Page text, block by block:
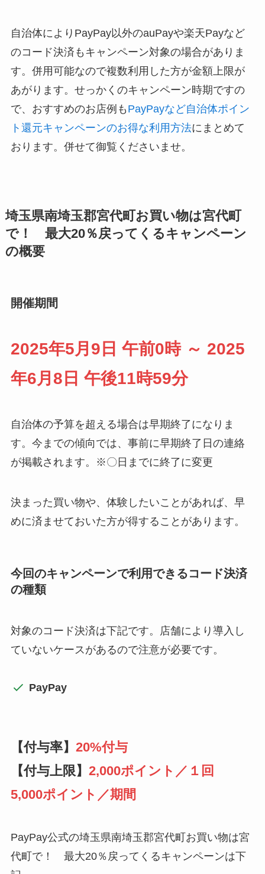
自治体によりPayPay以外のauPayや楽天Payなど
のコード決済もキャンペーン対象の場合がありま
す。併用可能なので複数利用した方が金額上限が
あがります。せっかくのキャンペーン時期ですの
で、おすすめのお店例も PayPayなど自治体ポイン
ト還元キャンペーンのお得な利用方法にまとめて
おります。併せて御覧くださいませ。
埼玉県南埼玉郡宮代町お買い物は宮代町
で！ 最大20％戻ってくるキャンペーン
の概要
開催期間
2025年5月9日 午前0時 ～ 2025
年6月8日 午後11時59分
自治体の予算を超える場合は早期終了になりま
す。今までの傾向では、事前に早期終了日の連絡
が掲載されます。※〇日までに終了に変更
決まった買い物や、体験したいことがあれば、早
めに済ませておいた方が得することがあります。
今回のキャンペーンで利用できるコード決済
の種類
対象のコード決済は下記です。店舗により導入し
ていないケースがあるので注意が必要です。
PayPay
【付与率】 20%付与
【付与上限】 2,000ポイント／１回
5,000ポイント／期間
PayPay公式の埼玉県南埼玉郡宮代町お買い物は宮
代町で！ 最大20％戻ってくるキャンペーンは下